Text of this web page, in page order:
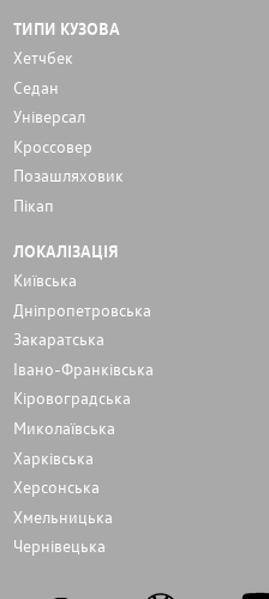
ТИПИ КУЗОВА
Хетчбек
Седан
Унiверсал
Кроссовер
Позашляховик
Пікап
ЛОКАЛІЗАЦІЯ
Київська
Дніпропетровська
Закаратська
Івано-Франківська
Кіровоградська
Миколаївська
Харківська
Херсонська
Хмельницька
Чернівецька